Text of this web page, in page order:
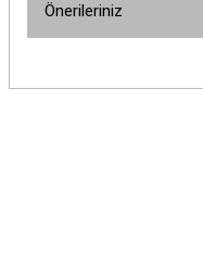
Önerileriniz
yetersiz gördüğünüz